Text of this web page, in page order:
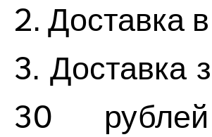
2. Доставка
3.
30